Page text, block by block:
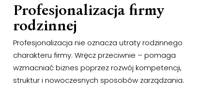
Profesjonalizacja firmy
rodzinnej
Profesjonalizacja nie oznacza utraty rodzinnego
charakteru firmy. Wręcz przeciwnie – pomaga
wzmacniać biznes poprzez rozwój kompetencji,
struktur i nowoczesnych sposobów zarządzania.